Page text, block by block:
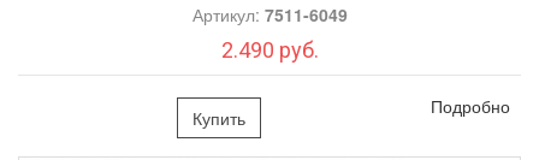
Артикул: 7511-6049
2.490 руб.
Купить Подробно